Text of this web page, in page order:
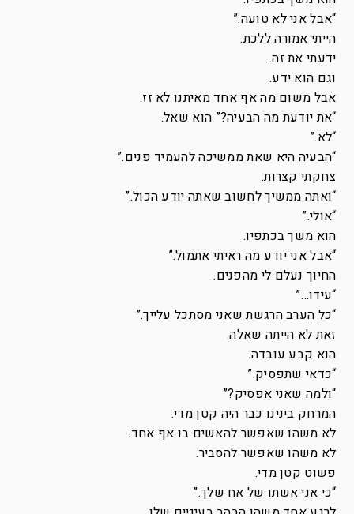
“אבל אני לא טועה.”
הייתי אמורה ללכת.
ידעתי את זה.
וגם הוא ידע.
אבל משום מה אף אחד מאיתנו לא זז.
“את יודעת מה הבעיה?” הוא שאל.
“לא.”
“הבעיה היא שאת ממשיכה להעמיד פנים.”
צחקתי קצרות.
“ואתה ממשיך לחשוב שאתה יודע הכול.”
“אולי.”
הוא משך בכתפיו.
“אבל אני יודע מה ראיתי אתמול.”
החיוך נעלם לי מהפנים.
“עידו…”
“כל הערב הרגשת שאני מסתכל עלייך.”
זאת לא הייתה שאלה.
הוא קבע עובדה.
“כדאי שתפסיק.”
“ולמה שאני אפסיק?”
המרחק בינינו כבר היה קטן מדי.
לא משהו שאפשר להאשים בו אף אחד.
לא משהו שאפשר להסביר.
פשוט קטן מדי.
“כי אני אשתו של אח שלך.”